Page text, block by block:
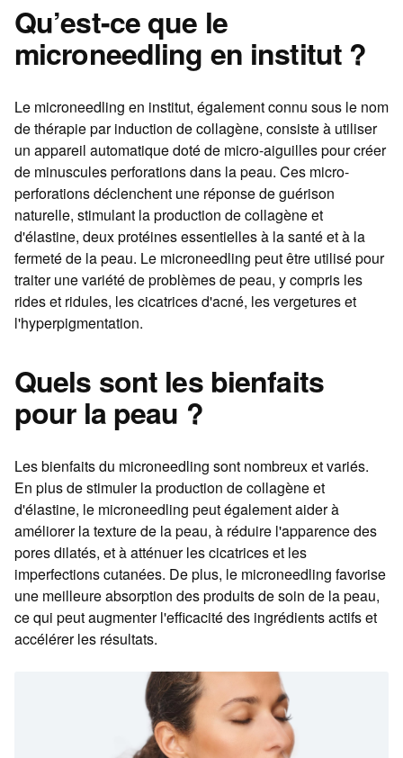
Qu’est-ce que le
microneedling en institut ?
Le microneedling en institut, également connu sous le nom
de thérapie par induction de collagène, consiste à utiliser
un appareil automatique doté de micro-aiguilles pour créer
de minuscules perforations dans la peau. Ces micro-
perforations déclenchent une réponse de guérison
naturelle, stimulant la production de collagène et
d'élastine, deux protéines essentielles à la santé et à la
fermeté de la peau. Le microneedling peut être utilisé pour
traiter une variété de problèmes de peau, y compris les
rides et ridules, les cicatrices d'acné, les vergetures et
l'hyperpigmentation.
Quels sont les bienfaits
pour la peau ?
Les bienfaits du microneedling sont nombreux et variés.
En plus de stimuler la production de collagène et
d'élastine, le microneedling peut également aider à
améliorer la texture de la peau, à réduire l'apparence des
pores dilatés, et à atténuer les cicatrices et les
imperfections cutanées. De plus, le microneedling favorise
une meilleure absorption des produits de soin de la peau,
ce qui peut augmenter l'efficacité des ingrédients actifs et
accélérer les résultats.